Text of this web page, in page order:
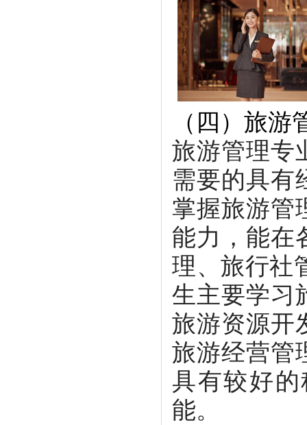
（四）旅游
旅游管理专
需要的具有
掌握旅游管
能力，能在
理、旅行社
生主要学习
旅游资源开
旅游经营管
具有较好
能。